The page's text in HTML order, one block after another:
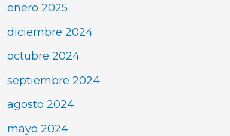
enero 2025
diciembre 2024
octubre 2024
septiembre 2024
agosto 2024
mayo 2024